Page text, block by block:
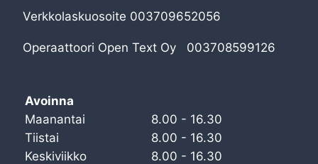
Verkkolaskuosoite 003709652056
Operaattoori Open Text Oy 003708599126
Avoinna
Maanantai
8.00 - 16.30
Tiistai
8.00 - 16.30
Keskiviikko
8.00 - 16.30